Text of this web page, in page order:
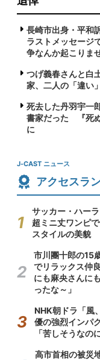
長崎市出身・平和
ラストメッセー
争なんか起こりま
つげ義春さんと白
家、二人の「違い
死去した丹羽宇一
書家だった 『死
に
J-CAST ニュース
アクセスラ
サッカー・ハー
超ミニ丈ワンピ
スタイルの美貌
市川團十郎の15
でリラックス仲
にも麻央さんに
ったな～」
NHK朝ドラ「風
優の強烈インパ
「苦しそうなの
高市首相の被災